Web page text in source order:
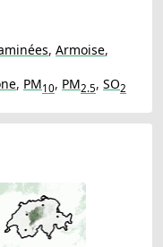
, Armoise,
, PM10, PM2.5, SO2